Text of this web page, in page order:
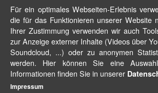
Für ein optimales Webseiten-Erlebnis
die für das Funktionieren unserer Website
Ihrer Zustimmung verwenden wir auch
zur Anzeige externer Inhalte (Videos über
Soundcloud, ...) oder zu anonymen
werden. Hier können Sie eine
Informationen finden Sie in unserer
Impressum